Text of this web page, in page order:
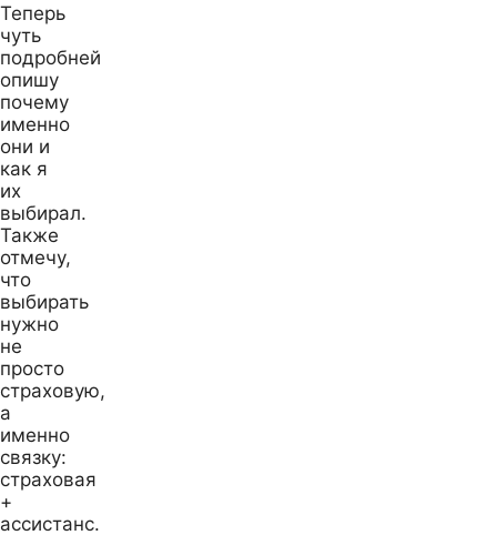
Теперь
чуть
подробней
опишу
почему
именно
они и
как я
их
выбирал.
Также
отмечу,
что
выбирать
нужно
не
просто
страховую,
а
именно
связку:
страховая
+
ассистанс.